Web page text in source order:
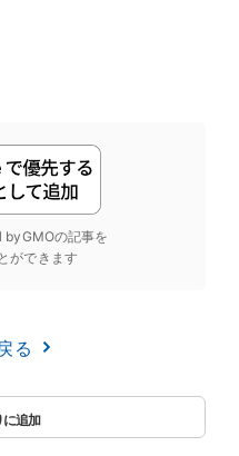
の記事を
ができます
る